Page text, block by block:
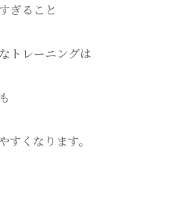
ぎること
トレーニングは
すくなります。